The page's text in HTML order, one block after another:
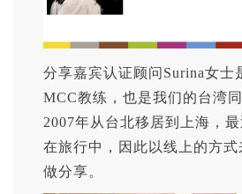
分享嘉宾认证顾问Surina女士
MCC教练，也是我们的台湾同
2007年从台北移居到上海，最
在旅行中，因此以线上的方式
做分享。